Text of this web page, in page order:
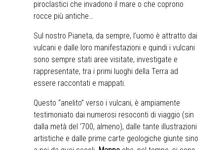
piroclastici che invadono il mare o che coprono
rocce più antiche…
Sul nostro Pianeta, da sempre, l’uomo è attratto dai
vulcani e dalle loro manifestazioni e quindi i vulcani
sono sempre stati aree visitate, investigate e
rappresentate, tra i primi luoghi della Terra ad
essere raccontati e mappati.
Questo “anelito” verso i vulcani, è ampiamente
testimoniato dai numerosi resoconti di viaggio (sin
dalla metà del ‘700, almeno), dalle tante illustrazioni
artistiche e dalle prime carte geologiche giunte sino